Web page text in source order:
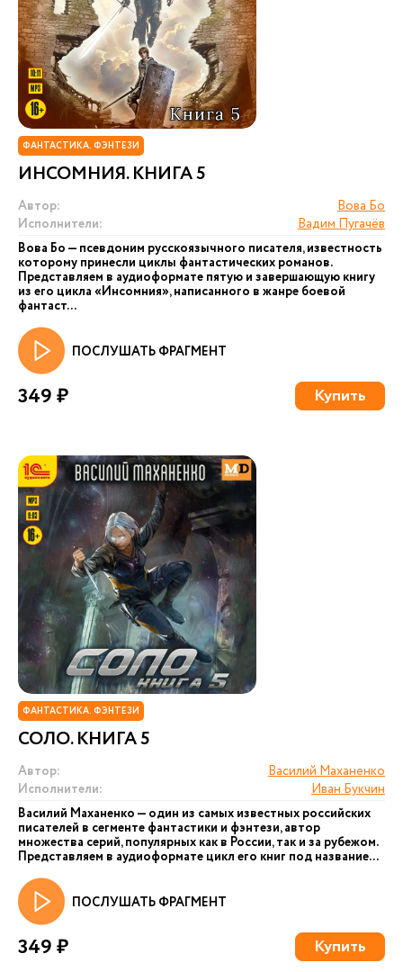
ФАНТАСТИКА. ФЭНТЕЗИ
ИНСОМНИЯ. КНИГА 5
Автор:
Вова Бо
Исполнители:
Вадим Пугачёв
Вова Бо — псевдоним русскоязычного писателя, известность
которому принесли циклы фантастических романов.
Представляем в аудиоформате пятую и завершающую книгу
из его цикла «Инсомния», написанного в жанре боевой
фантаст...
ПОСЛУШАТЬ ФРАГМЕНТ
349 ₽ Купить
ФАНТАСТИКА. ФЭНТЕЗИ
СОЛО. КНИГА 5
Автор:
Василий Маханенко
Исполнители:
Иван Букчин
Василий Маханенко — один из самых известных российских
писателей в сегменте фантастики и фэнтези, автор
множества серий, популярных как в России, так и за рубежом.
Представляем в аудиоформате цикл его книг под название...
ПОСЛУШАТЬ ФРАГМЕНТ
349 ₽ Купить